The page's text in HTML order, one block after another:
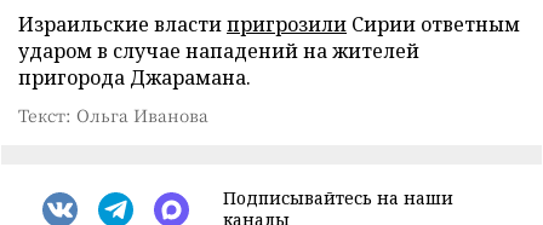
Израильские властипригрозили Сирии ответным
ударом в случае нападений на жителей
пригорода Джарамана.
Текст: Ольга Иванова
Подписывайтесь на наши
каналы